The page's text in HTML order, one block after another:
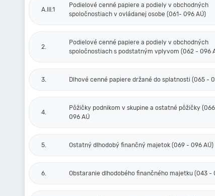
A.III.1
Podielové cenné papiere a podiely v obchodných
spoločnostiach v ovládanej osobe (061- 096 AÚ)
2.
Podielové cenné papiere a podiely v obchodných
spoločnostiach s podstatným vplyvom (062 - 096
3. Dlhové cenné papiere držané do splatnosti (065 -
4.
Pôžičky podnikom v skupine a ostatné pôžičky
096 AÚ
5. Ostatný dlhodobý finančný majetok (069 - 096 AÚ)
6. Obstaranie dlhodobého finančného majetku (043 -